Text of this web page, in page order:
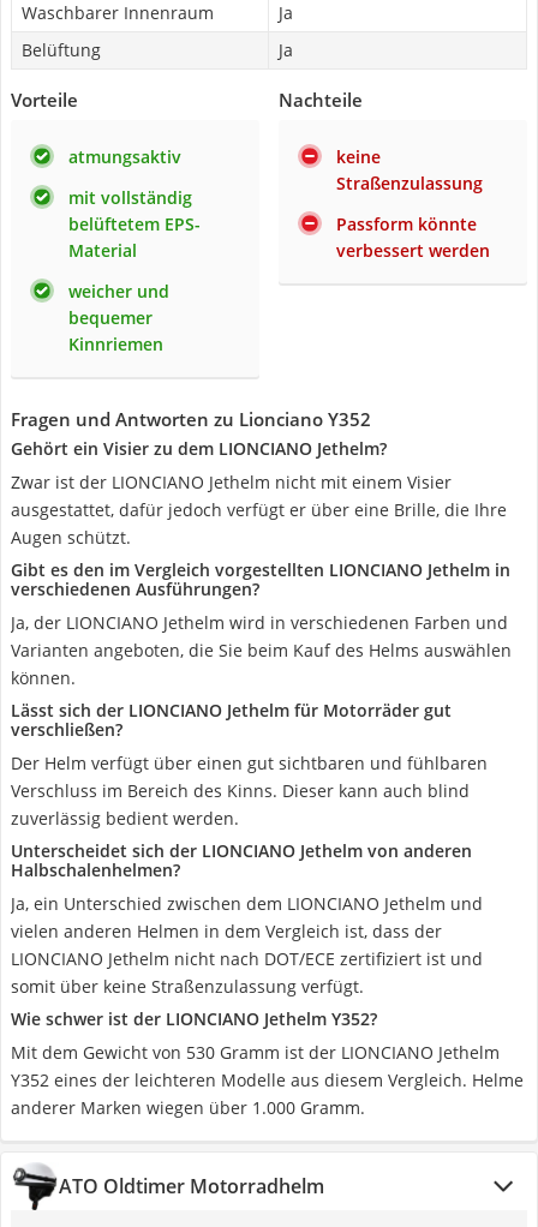
Waschbarer Innenraum
Ja
Belüftung
Ja
Vorteile
atmungsaktiv
mit vollständig
belüftetem EPS-
Material
weicher und
bequemer
Kinnriemen
Nachteile
keine
Straßenzulassung
Passform könnte
verbessert werden
Fragen und Antworten zu Lionciano Y352
Gehört ein Visier zu dem LIONCIANO Jethelm?
Zwar ist der LIONCIANO Jethelm nicht mit einem Visier
ausgestattet, dafür jedoch verfügt er über eine Brille, die Ihre
Augen schützt.
Gibt es den im Vergleich vorgestellten LIONCIANO Jethelm in
verschiedenen Ausführungen?
Ja, der LIONCIANO Jethelm wird in verschiedenen Farben und
Varianten angeboten, die Sie beim Kauf des Helms auswählen
können.
Lässt sich der LIONCIANO Jethelm für Motorräder gut
verschließen?
Der Helm verfügt über einen gut sichtbaren und fühlbaren
Verschluss im Bereich des Kinns. Dieser kann auch blind
zuverlässig bedient werden.
Unterscheidet sich der LIONCIANO Jethelm von anderen
Halbschalenhelmen?
Ja, ein Unterschied zwischen dem LIONCIANO Jethelm und
vielen anderen Helmen in dem Vergleich ist, dass der
LIONCIANO Jethelm nicht nach DOT/ECE zertifiziert ist und
somit über keine Straßenzulassung verfügt.
Wie schwer ist der LIONCIANO Jethelm Y352?
Mit dem Gewicht von 530 Gramm ist der LIONCIANO Jethelm
Y352 eines der leichteren Modelle aus diesem Vergleich. Helme
anderer Marken wiegen über 1.000 Gramm.
ATO Oldtimer Motorradhelm